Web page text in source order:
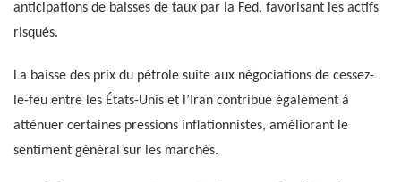
anticipations de baisses de taux par la Fed, favorisant les actifs
risqués.
La baisse des prix du pétrole suite aux négociations de cessez-
le-feu entre les États-Unis et l’Iran contribue également à
atténuer certaines pressions inflationnistes, améliorant le
sentiment général sur les marchés.